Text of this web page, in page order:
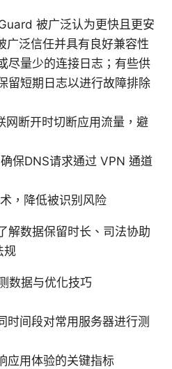
被广泛认为更快且更安
广泛信任并具有良好兼容性
尽量少的连接日志；有些供
留短期日志以进行故障排除
断开时切断应用流量，避
保DNS请求通过 VPN 通道
，降低被识别风险
解数据保留时长、司法协助
规
数据与优化技巧
时间段对常用服务器进行测
应用体验的关键指标